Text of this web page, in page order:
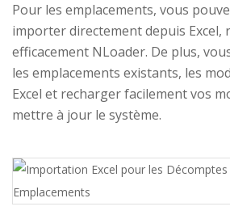
Pour les emplacements, vous
importer directement depuis Excel,
efficacement NLoader. De plus,
les emplacements existants, les
Excel et recharger facilement vos
mettre à jour le système.